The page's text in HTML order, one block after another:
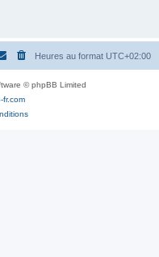
Heures au format UTC+02:00
© phpBB Limited
fr.com